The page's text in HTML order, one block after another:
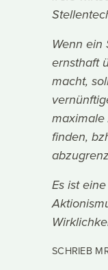
Wenn ein
ernsthaft
macht,
maximale
finden,
Es ist
SCHRIEB